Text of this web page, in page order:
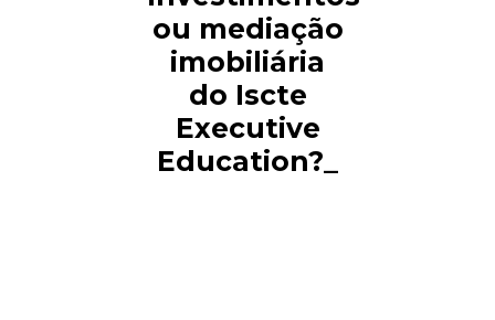
ou mediação
imobiliária
do Iscte
Executive
Education?_